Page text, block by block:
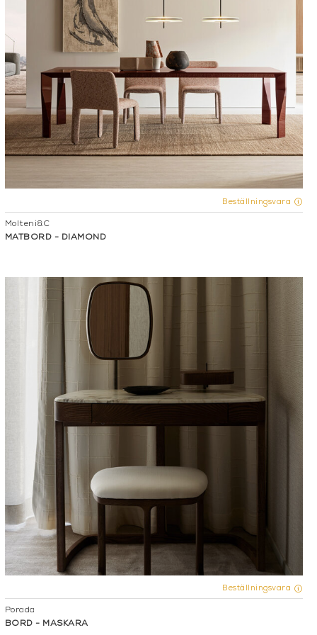
Beställningsvara
Molteni&C
MATBORD - DIAMOND
Beställningsvara
Porada
BORD - MASKARA